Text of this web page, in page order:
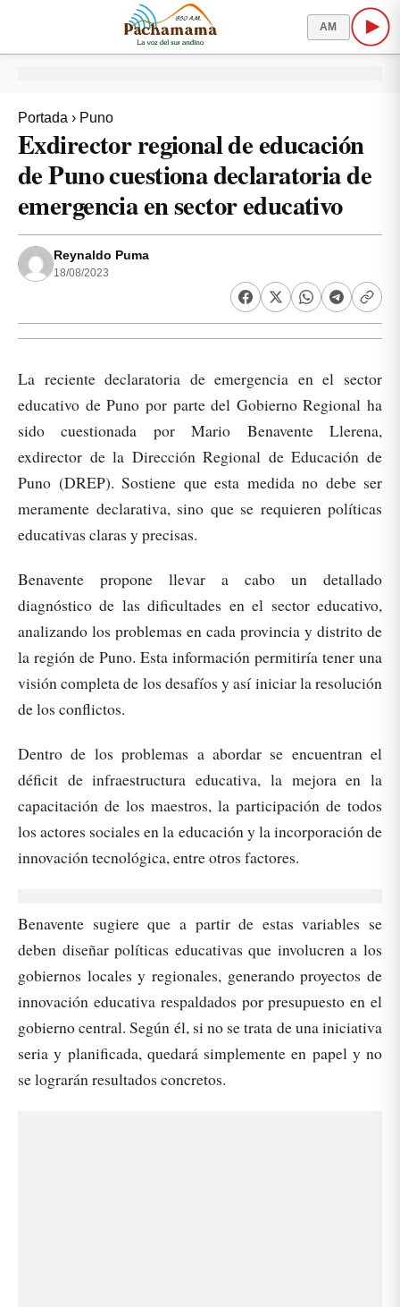
AM
Portada › Puno
Exdirector regional de educación
de Puno cuestiona declaratoria de
emergencia en sector educativo
Reynaldo Puma
18/08/2023
La reciente declaratoria de emergencia en el sector
educativo de Puno por parte del Gobierno Regional ha
sido cuestionada por Mario Benavente Llerena,
exdirector de la Dirección Regional de Educación de
Puno (DREP). Sostiene que esta medida no debe ser
meramente declarativa, sino que se requieren políticas
educativas claras y precisas.
Benavente propone llevar a cabo un detallado
diagnóstico de las dificultades en el sector educativo,
analizando los problemas en cada provincia y distrito de
la región de Puno. Esta información permitiría tener una
visión completa de los desafíos y así iniciar la resolución
de los conflictos.
Dentro de los problemas a abordar se encuentran el
déficit de infraestructura educativa, la mejora en la
capacitación de los maestros, la participación de todos
los actores sociales en la educación y la incorporación de
innovación tecnológica, entre otros factores.
Benavente sugiere que a partir de estas variables se
deben diseñar políticas educativas que involucren a los
gobiernos locales y regionales, generando proyectos de
innovación educativa respaldados por presupuesto en el
gobierno central. Según él, si no se trata de una iniciativa
seria y planificada, quedará simplemente en papel y no
se lograrán resultados concretos.